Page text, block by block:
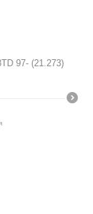
97- (21.273)